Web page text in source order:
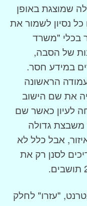
שמוצגת באופן
נסיון לשמור את
בכלי "משרד
של הסבה,
במידע חסר.
הראשונה
את שם הישוב
לעיון כאשר שם
משבצת גדולה
אבל כלל לא
לסנן רק את
"עזרו" לחלק